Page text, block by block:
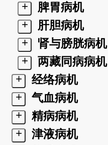
+
脾胃病机
+
肝胆病机
+
肾与膀胱病机
+
两藏同病病机
+
经络病机
+
气血病机
+
精病病机
+
津液病机